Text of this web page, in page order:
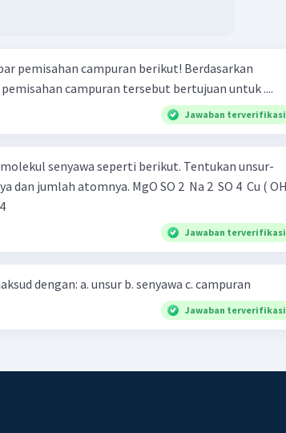
campuran berikut! Berdasarkan
campuran tersebut bertujuan untuk ....
Jawaban terverifikasi
senyawa seperti berikut. Tentukan unsur-
MgO SO 2 ​ Na 2 ​ SO 4 ​ Cu ( OH
Jawaban terverifikasi
Apakah yang dimaksud dengan: a. unsur b. senyawa c. campuran
Jawaban terverifikasi